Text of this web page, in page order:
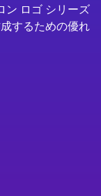
ン ロゴ シリーズ
するための優れ